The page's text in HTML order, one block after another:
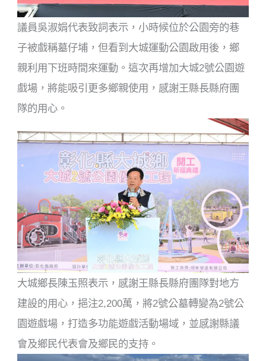
議員吳淑娟代表致詞表示，小時候位於公園旁的巷
子被戲稱墓仔埔，但看到大城運動公園啟用後，鄉
親利用下班時間來運動。這次再增加大城2號公園遊
戲場，將能吸引更多鄉親使用，感謝王縣長縣府團
隊的用心。
大城鄉長陳玉照表示，感謝王縣長縣府團隊對地方
建設的用心，挹注2,200萬，將2號公墓轉變為2號公
園遊戲場，打造多功能遊戲活動場域，並感謝縣議
會及鄉民代表會及鄉民的支持。